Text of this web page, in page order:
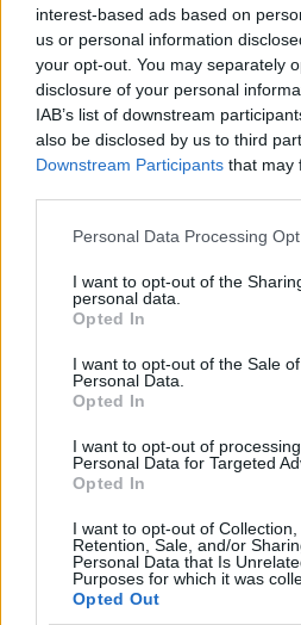
interest-based ads based on
us or personal information
your opt-out. You may separately
disclosure of your personal
IAB’s list of downstream
also be disclosed by us to third
Downstream Participants that may
Please note that this website/app
not limited to your visit or usage
grant or deny consent to Google
use your data for below specified
consent section.
Personal Data Processing
I want to opt-out of the
personal data.
Opted In
I want to opt-out of the Sale
Personal Data.
Opted In
I want to opt-out of
Personal Data for Targeted
Opted In
I want to opt-out of Collection,
Retention, Sale, and/or
Personal Data that Is
Purposes for which it was
Opted Out
Az alkalmazásban álló
itthon 2020 óta
ugrott. Az új dolgozók
ritkaságszámba megy, ha
ételszállítóknál leadott
külföldi hozza ki. Emiatt
gyakran kapcsolják össze
munkavállalókkal, de
vannak szem előtt.
is egyre nagyobb a